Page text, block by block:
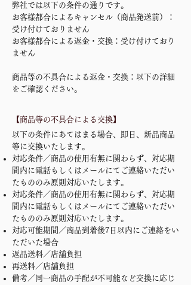
弊社では以下の条件の通りです。
お客様都合によるキャンセル（商品発送前）：
受け付けておりません
お客様都合による返金・交換：受け付けており
ません
商品等の不具合による返金・交換：以下の詳細
をご確認ください。
【商品等の不具合による交換】
​以下の条件にあてはまる場合、即日、新品商品
等に交換いたします。
対応条件／商品の使用有無に関わらず、対応期
間内に電話もしくはメールにてご連絡いただい
たもののみ原則対応いたします。
対応条件／商品の使用有無に関わらず、対応期
間内に電話もしくはメールにてご連絡いただい
たもののみ原則対応いたします。
対応可能期間／商品到着後7日以内にご連絡をい
ただいた場合
返品送料／店舗負担
再送料／店舗負担
備考／同一商品の手配が不可能など交換に応じ